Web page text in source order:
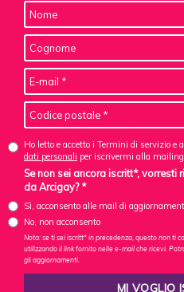
Ho letto e accetto i Termini di servizio e
dati personali per iscrivermi alla
Se non sei ancora iscritt*, vorresti
da Arcigay? *
Sì, acconsento alle mail di
No, non acconsento
Nota: se ti sei iscritt* in precedenza, questo non ti
utilizzando il link fornito nelle e-mail che ricevi.
gli aggiornamenti.